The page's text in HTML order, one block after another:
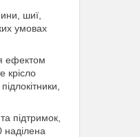
шиї,
умовах
ефектом
крісло
підтримок,
наділена